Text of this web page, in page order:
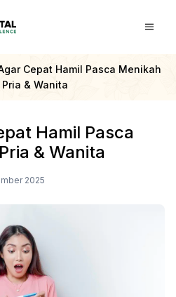
Cepat Hamil Pasca Menikah
& Wanita
Hamil Pasca
& Wanita
2025